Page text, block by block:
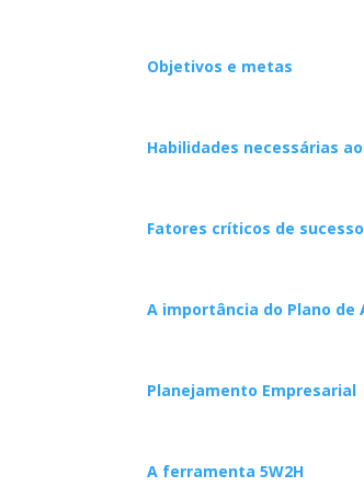
Objetivos e metas
Habilidades necessárias
Fatores críticos de
A importância do Plano
Planejamento Empresarial
A ferramenta 5W2H